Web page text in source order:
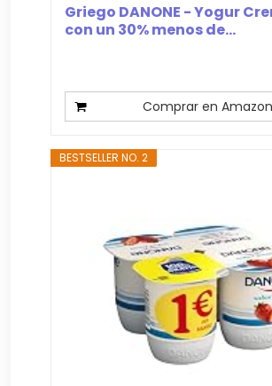
Griego DANONE - Yogur
con un 30% menos de...
Comprar en Amazon
BESTSELLER NO. 2